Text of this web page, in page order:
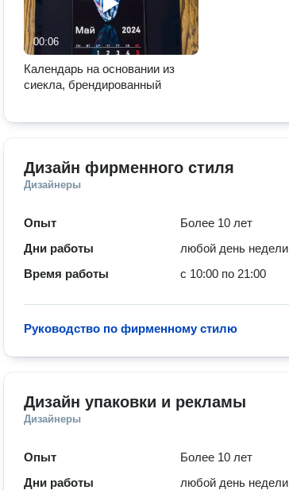
00:06
Календарь на основании из
сиекла, брендированный
Дизайн фирменного стиля
Дизайнеры
Опыт
Более 10 лет
Дни работы
любой день недели
Время работы
с 10:00 по 21:00
Руководство по фирменному стилю
Дизайн упаковки и рекламы
Дизайнеры
Опыт
Более 10 лет
Дни работы
любой день недели